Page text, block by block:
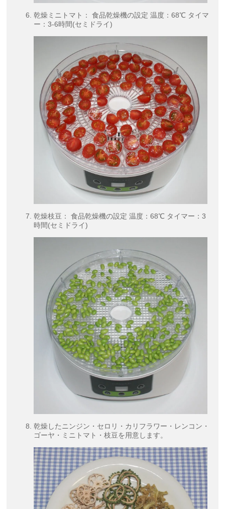
乾燥ミニトマト： 食品乾燥機の設定 温度：68℃ タイマ
ー：3-6時間(セミドライ)
乾燥枝豆： 食品乾燥機の設定 温度：68℃ タイマー：3
時間(セミドライ)
乾燥したニンジン・セロリ・カリフラワー・レンコン・
ゴーヤ・ミニトマト・枝豆を用意します。